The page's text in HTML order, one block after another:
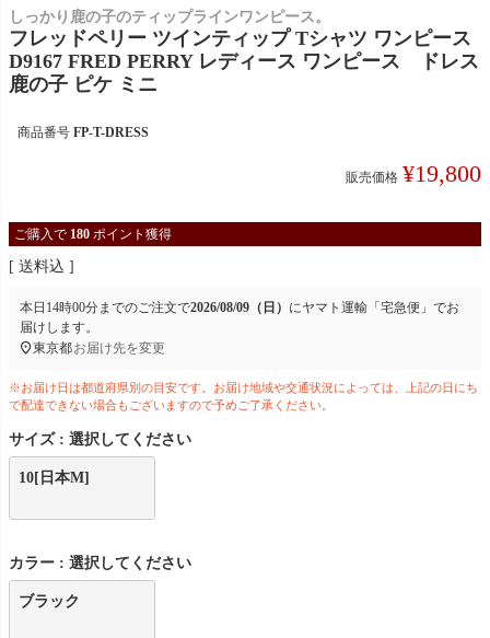
しっかり鹿の子のティップラインワンピース。
フレッドペリー ツインティップ Tシャツ ワンピース
D9167 FRED PERRY レディース ワンピース ドレス
鹿の子 ピケ ミニ
商品番号 FP-T-DRESS
販売価格 ¥19,800
ご購入で 180 ポイント獲得
送料込
本日 14時00分までのご注文で2026/08/09（日） にヤマト運輸「宅急便」 でお
届けします。
東京都お届け先を変更
※お届け日は都道府県別の目安です。お届け地域や交通状況によっては、上記の日にち
で配達できない場合もございますので予めご了承ください。
サイズ 選択してください
10[日本M]
カラー 選択してください
ブラック